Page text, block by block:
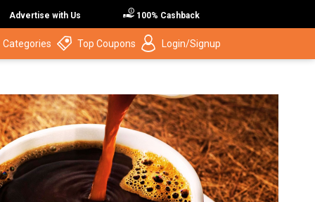
Advertise with Us 100% Cashback
Categories Top Coupons Login/Signup